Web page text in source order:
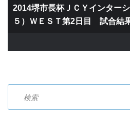
2014堺市長杯ＪＣＹインター
５）ＷＥＳＴ第2日目 試合結